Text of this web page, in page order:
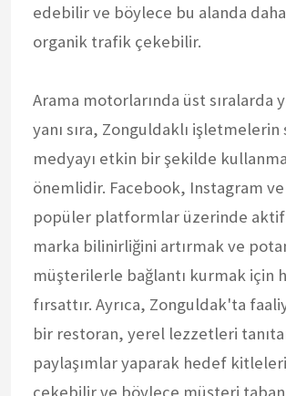
edebilir ve böylece bu alanda
organik trafik çekebilir.
Arama motorlarında üst sıralarda
yanı sıra, Zonguldaklı işletmelerin
medyayı etkin bir şekilde
önemlidir. Facebook, Instagram
popüler platformlar üzerinde
marka bilinirliğini artırmak ve
müşterilerle bağlantı kurmak için
fırsattır. Ayrıca, Zonguldak'ta
bir restoran, yerel lezzetleri
paylaşımlar yaparak hedef
çekebilir ve böylece müşteri